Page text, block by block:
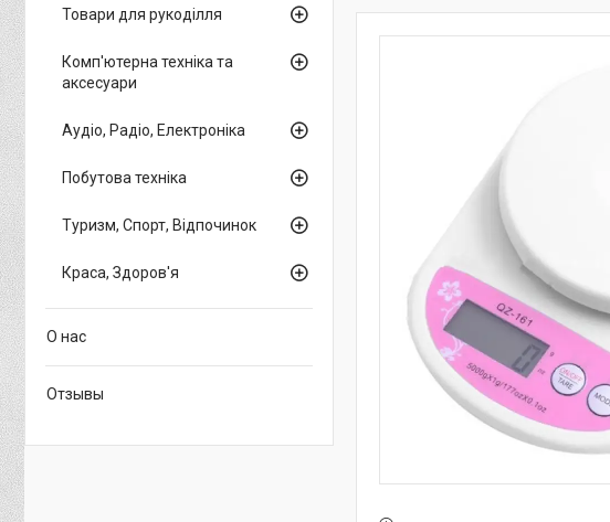
Товари для рукоділля
Комп'ютерна техніка та
аксесуари
Аудіо, Радіо, Електроніка
Побутова техніка
Туризм, Спорт, Відпочинок
Краса, Здоров'я
О нас
Отзывы